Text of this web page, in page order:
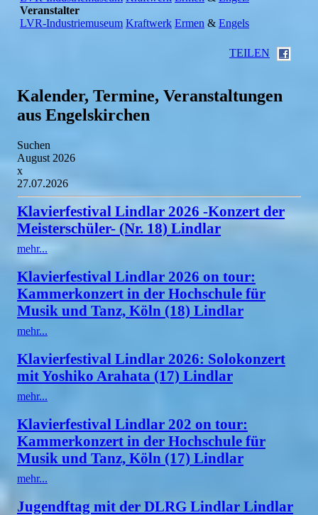
Veranstalter
LVR-Industriemuseum Kraftwerk Ermen & Engels
TEILEN
Kalender, Termine, Veranstaltungen
aus Engelskirchen
Suchen
August 2026
x
27.07.2026
Klavierfestival Lindlar 2026 -Konzert der
Meisterschüler- (Nr. 18) Lindlar
mehr...
Klavierfestival Lindlar 2026 on tour:
Kammerkonzert in der Hochschule für
Musik und Tanz, Köln (18) Lindlar
mehr...
Klavierfestival Lindlar 2026: Solokonzert
mit Yoshiko Arahata (17) Lindlar
mehr...
Klavierfestival Lindlar 202 on tour:
Kammerkonzert in der Hochschule für
Musik und Tanz, Köln (17) Lindlar
mehr...
Jugendftag mit der DLRG Lindlar Lindlar